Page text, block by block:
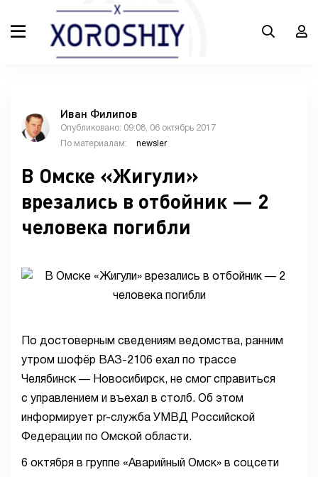
Иван Филипов
Опубликовано: 09:08, 06 октябрь 2017
По материалам:
newsler
В Омске «Жигули»
врезались в отбойник — 2
человека погибли
По достоверным сведениям ведомства, ранним
утром шофёр ВАЗ-2106 ехал по трассе
Челябинск — Новосибирск, не смог справиться
с управлением и въехал в столб. Об этом
информирует pr-служба УМВД Российской
Федерации по Омской области.
6 октября в группе «Аварийный Омск» в соцсети